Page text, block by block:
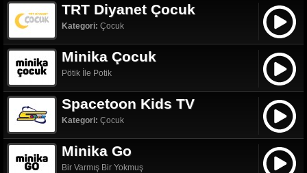
TRT Diyanet Çocuk
Kategori: Çocuk
Minika Çocuk
Pötik İle Potik
Spacetoon Kids TV
Kategori: Çocuk
Minika Go
Bir Varmış Bir Yokmuş